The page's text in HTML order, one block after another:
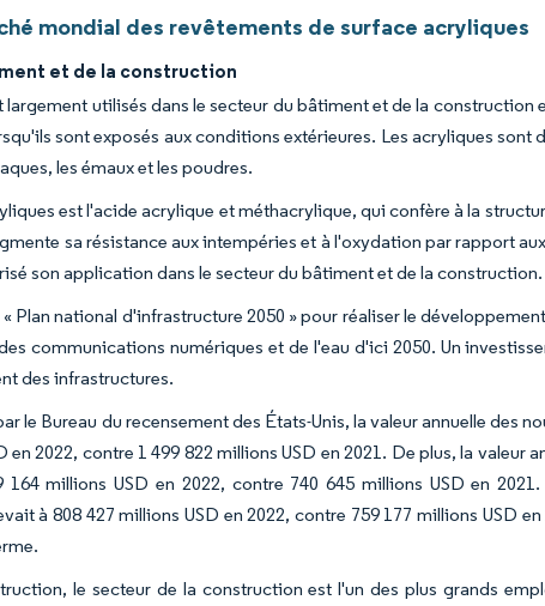
mondial des revêtements de surface acryliques
et de la construction
utilisés dans le secteur du bâtiment et de la construction
sont exposés aux conditions extérieures. Les acryliques sont
les émaux et les poudres.
est l'acide acrylique et méthacrylique, qui confère à la
sa résistance aux intempéries et à l'oxydation par rapport
son application dans le secteur du bâtiment et de la construction.
Plan national d'infrastructure 2050 » pour réaliser le
communications numériques et de l'eau d'ici 2050. Un
des infrastructures.
le Bureau du recensement des États-Unis, la valeur annuelle des
en 2022, contre 1 499 822 millions USD en 2021. De plus, la valeur
millions USD en 2022, contre 740 645 millions USD en
à 808 427 millions USD en 2022, contre 759 177 millions USD
le secteur de la construction est l'un des plus grands